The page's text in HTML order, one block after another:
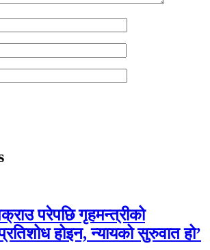
परेपछि गृहमन्त्रीको
होइन, न्यायको सुरुवात हो’